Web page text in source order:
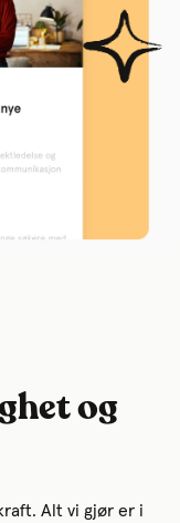
og
Alt vi gjør er i